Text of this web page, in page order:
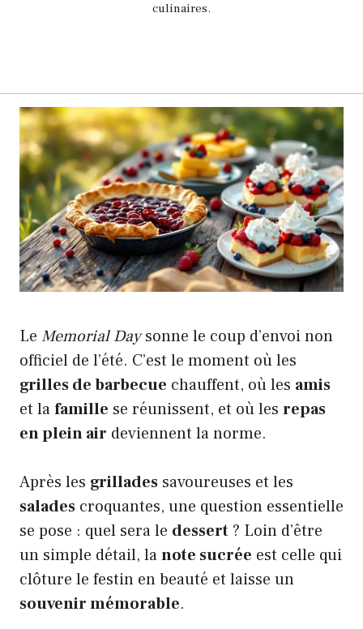
culinaires.
Le Memorial Daysonne le coup d’envoi non
officiel de l’été. C’est le moment où les
grilles de barbecue chauffent, où les amis
et lafamille se réunissent, et où les repas
en plein air deviennent la norme.
Après les grillades savoureuses et les
salades croquantes, une question essentielle
se pose : quel sera le dessert ? Loin d’être
un simple détail, lanote sucrée est celle qui
clôture le festin en beauté et laisse un
souvenir mémorable.